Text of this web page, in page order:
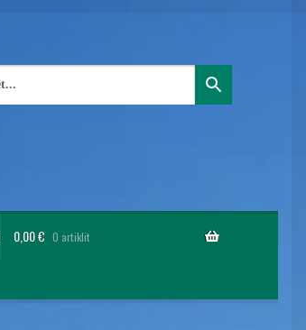
0,00€ 0 artiklit